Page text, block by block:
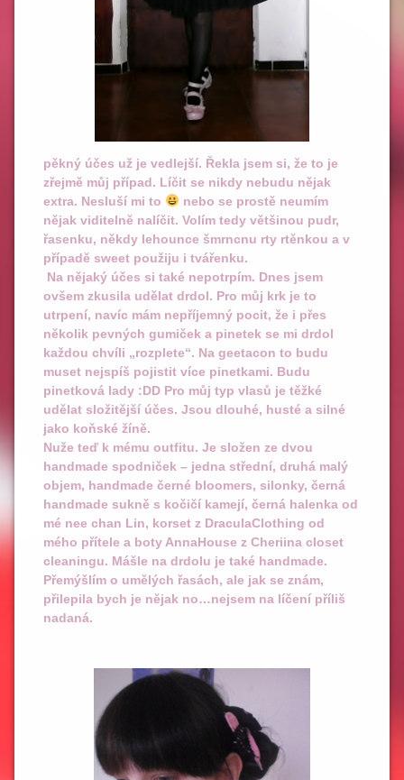
pěkný účes už je vedlejší. Řekla jsem si, že to je
zřejmě můj případ. Líčit se nikdy nebudu nějak
extra. Nesluší mi to
nebo se prostě neumím
nějak viditelně nalíčit. Volím tedy většinou pudr,
řasenku, někdy lehounce šmrncnu rty rtěnkou a v
případě sweet použiju i tvářenku.
Na nějaký účes si také nepotrpím. Dnes jsem
ovšem zkusila udělat drdol. Pro můj krk je to
utrpení, navíc mám nepříjemný pocit, že i přes
několik pevných gumiček a pinetek se mi drdol
každou chvíli „rozplete“. Na geetacon to budu
muset nejspíš pojistit více pinetkami. Budu
pinetková lady :DD Pro můj typ vlasů je těžké
udělat složitější účes. Jsou dlouhé, husté a silné
jako koňské žíně.
Nuže teď k mému outfitu. Je složen ze dvou
handmade spodniček – jedna střední, druhá malý
objem, handmade černé bloomers, silonky, černá
handmade sukně s kočičí kamejí, černá halenka od
mé nee chan Lin, korset z DraculaClothing od
mého přítele a boty AnnaHouse z Cheriina closet
cleaningu. Mášle na drdolu je také handmade.
Přemýšlím o umělých řasách, ale jak se znám,
přilepila bych je nějak no…nejsem na líčení příliš
nadaná.